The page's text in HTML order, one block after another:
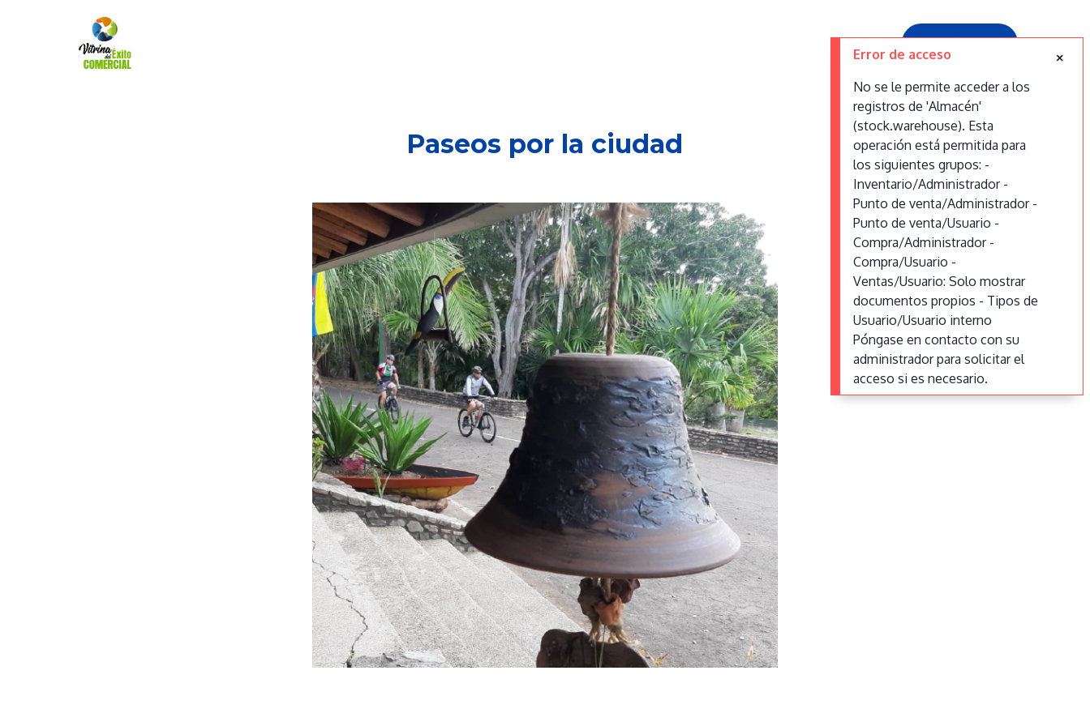
Contáctanos
Paseos por la ciudad
Error de acceso
No se le permite acceder a los
registros de 'Almacén'
(stock.warehouse). Esta
operación está permitida para
los siguientes grupos: -
Inventario/Administrador -
Punto de venta/Administrador -
Punto de venta/Usuario -
Compra/Administrador -
Compra/Usuario -
Ventas/Usuario: Solo mostrar
documentos propios - Tipos de
Usuario/Usuario interno
Póngase en contacto con su
administrador para solicitar el
acceso si es necesario.